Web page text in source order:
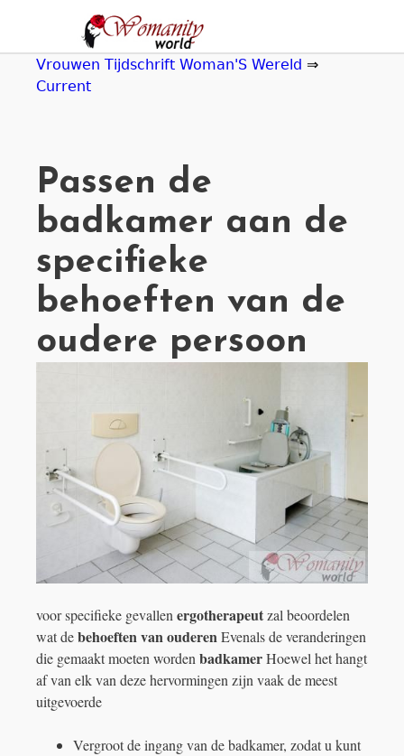
navigation
Vrouwen Tijdschrift Woman'S Wereld ⇒
Current
Passen de
badkamer aan de
specifieke
behoeften van de
oudere persoon
voor specifieke gevallenergotherapeutzal beoordelen
wat debehoeften van ouderenEvenals de veranderingen
die gemaakt moeten wordenbadkamerHoewel het hangt
af van elk van deze hervormingen zijn vaak de meest
uitgevoerde
Vergroot de ingang van de badkamer, zodat u kunt